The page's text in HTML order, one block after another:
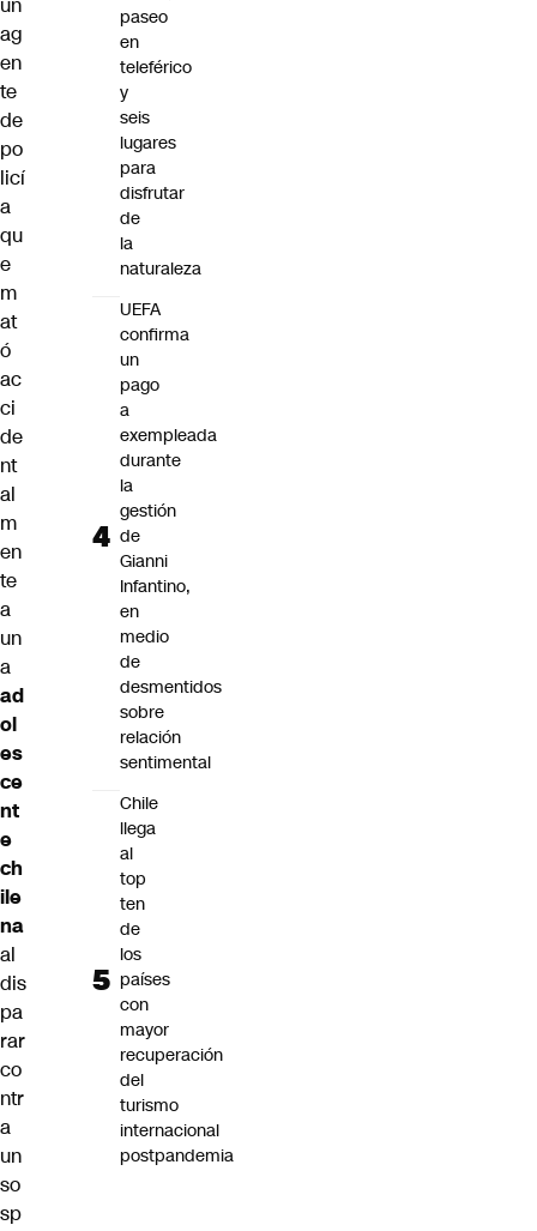
ag
en
te
de
po
licí
a
qu
e
m
at
ó
ac
ci
de
nt
al
m
en
te
a
un
a
ad
ol
es
ce
nt
e
ch
ile
na
al
dis
pa
rar
co
ntr
a
un
so
sp
paseo
en
teleférico
y
seis
lugares
para
disfrutar
de
la
naturaleza
UEFA
confirma
un
pago
a
exempleada
durante
la
gestión
de
Gianni
Infantino,
en
medio
de
desmentidos
sobre
relación
sentimental
Chile
llega
al
top
ten
de
los
países
con
mayor
recuperación
del
turismo
internacional
postpandemia